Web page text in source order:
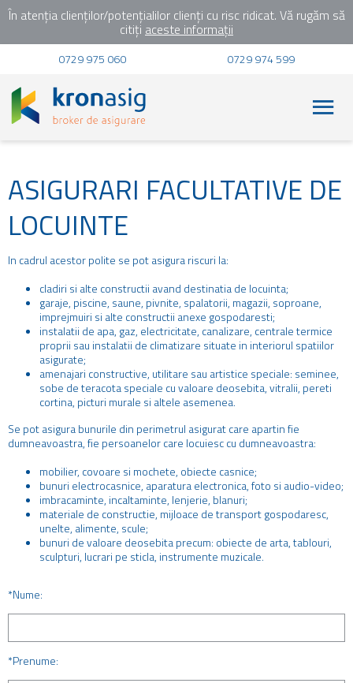
În atenția clienților/potențialilor clienți cu risc ridicat. Vă rugăm să
citiți aceste informații
0729 975 060 0729 974 599
ASIGURARI FACULTATIVE DE
LOCUINTE
In cadrul acestor polite se pot asigura riscuri la:
cladiri si alte constructii avand destinatia de locuinta;
garaje, piscine, saune, pivnite, spalatorii, magazii, soproane,
imprejmuiri si alte constructii anexe gospodaresti;
instalatii de apa, gaz, electricitate, canalizare, centrale termice
proprii sau instalatii de climatizare situate in interiorul spatiilor
asigurate;
amenajari constructive, utilitare sau artistice speciale: seminee,
sobe de teracota speciale cu valoare deosebita, vitralii, pereti
cortina, picturi murale si altele asemenea.
Se pot asigura bunurile din perimetrul asigurat care apartin fie
dumneavoastra, fie persoanelor care locuiesc cu dumneavoastra:
mobilier, covoare si mochete, obiecte casnice;
bunuri electrocasnice, aparatura electronica, foto si audio-video;
imbracaminte, incaltaminte, lenjerie, blanuri;
materiale de constructie, mijloace de transport gospodaresc,
unelte, alimente, scule;
bunuri de valoare deosebita precum: obiecte de arta, tablouri,
sculpturi, lucrari pe sticla, instrumente muzicale.
*Nume:
*Prenume: